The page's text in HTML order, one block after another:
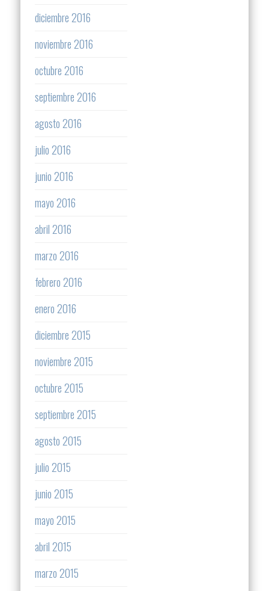
diciembre 2016
noviembre 2016
octubre 2016
septiembre 2016
agosto 2016
julio 2016
junio 2016
mayo 2016
abril 2016
marzo 2016
febrero 2016
enero 2016
diciembre 2015
noviembre 2015
octubre 2015
septiembre 2015
agosto 2015
julio 2015
junio 2015
mayo 2015
abril 2015
marzo 2015